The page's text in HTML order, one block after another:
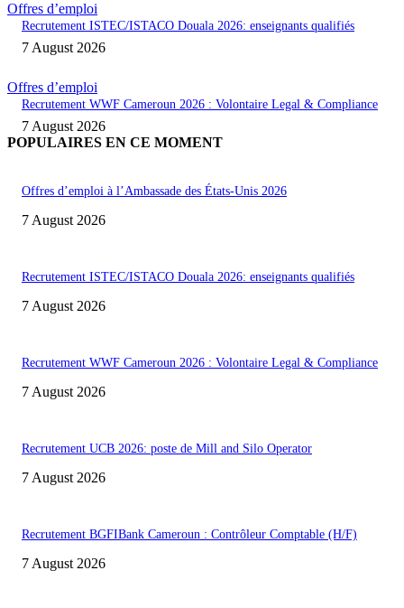
Offres d’emploi
Recrutement ISTEC/ISTACO Douala 2026: enseignants qualifiés
7 August 2026
Offres d’emploi
Recrutement WWF Cameroun 2026 : Volontaire Legal & Compliance
7 August 2026
POPULAIRES EN CE MOMENT
Offres d’emploi à l’Ambassade des États-Unis 2026
7 August 2026
Recrutement ISTEC/ISTACO Douala 2026: enseignants qualifiés
7 August 2026
Recrutement WWF Cameroun 2026 : Volontaire Legal & Compliance
7 August 2026
Recrutement UCB 2026: poste de Mill and Silo Operator
7 August 2026
Recrutement BGFIBank Cameroun : Contrôleur Comptable (H/F)
7 August 2026